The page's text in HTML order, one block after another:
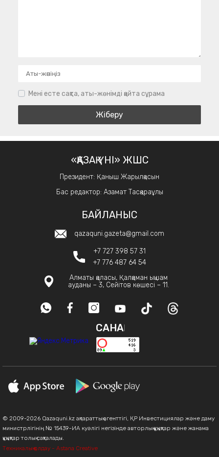
Мені есте сақта, аты-жөнімді қайта сұрама
«ҚАЗАҚ ҮНІ» ЖШС
Президент: Қаныш Жарылқасын
Бас редактор: Азамат Тасқараұлы
БАЙЛАНЫС
qazaquni.gazeta@gmail.com
+7 727 398 57 31
+7 776 487 64 54
Алматы қаласы, Қалқаман ықшам
ауданы – 3, Сейітов көшесі – 11.
САНАҚ
© 2009-2026 Qazaquni.kz ақпараттық агенттігі, ҚР Инвестициялар және даму
министрлігінің № 15439-ИА куәлігі негізінде авторлық құқықтар және жанама
құқықтар толық сақталады.
Техникалық қолдау - Astana Creative